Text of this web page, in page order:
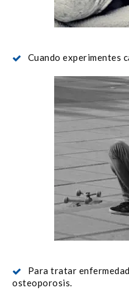
Cuando experimentes
Para tratar
osteoporosis.